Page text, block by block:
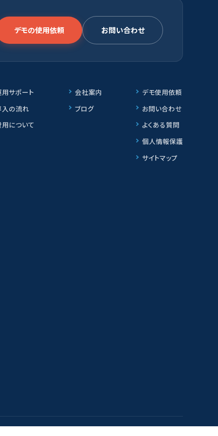
デモの使用依頼 お問い合わせ
用サポート
入の流れ
用について
会社案内
ブログ
デモ使用依頼
お問い合わせ
よくある質問
個人情報保護
サイトマップ